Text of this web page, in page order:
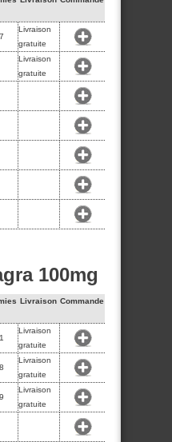
Livraison
gratuite
Livraison
gratuite
100mg
Livraison Commande
Livraison
gratuite
Livraison
gratuite
Livraison
gratuite